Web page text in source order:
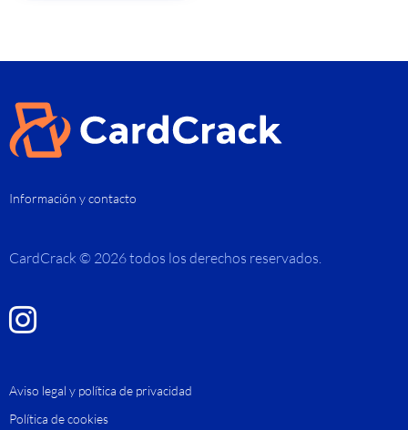
Información y contacto
CardCrack © 2026 todos los derechos reservados.
Aviso legal y política de privacidad
Política de cookies